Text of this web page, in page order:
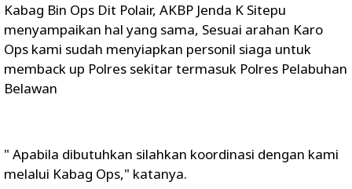
Kabag Bin Ops Dit Polair, AKBP Jenda K Sitepu
menyampaikan hal yang sama, Sesuai arahan Karo
Ops kami sudah menyiapkan personil siaga untuk
memback up Polres sekitar termasuk Polres Pelabuhan
Belawan
" Apabila dibutuhkan silahkan koordinasi dengan kami
melalui Kabag Ops," katanya.